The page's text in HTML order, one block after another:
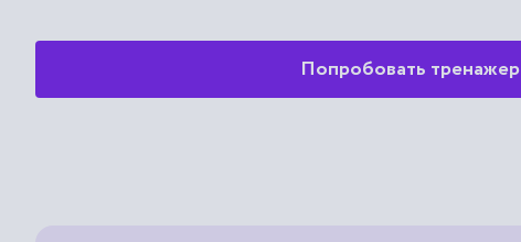
Попробовать тренажер